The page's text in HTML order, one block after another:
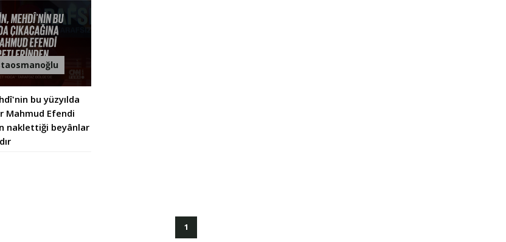
bu yüzyılda
Mahmud Efendi
naklettiği beyânlar
1